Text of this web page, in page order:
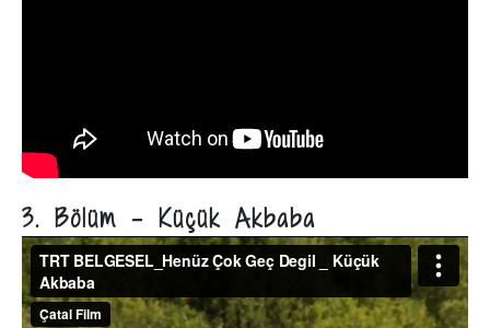
3. Bölüm - Küçük Akbaba